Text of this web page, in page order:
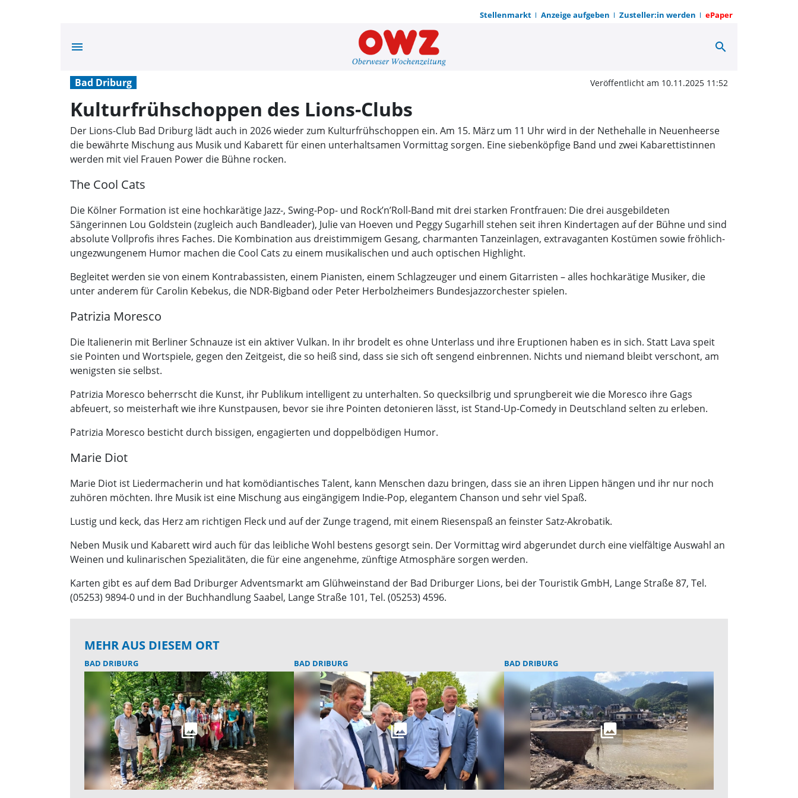
Stellenmarkt Anzeige aufgeben Zusteller:in werden ePaper
menu Kulturfrühschoppen des Lions-
search
Bad Driburg Veröffentlicht am 10.11.2025 11:52
Kulturfrühschoppen des Lions-Clubs
Der Lions-Club Bad Driburg lädt auch in 2026 wieder zum Kulturfrühschoppen ein. Am 15. März um 11 Uhr wird in der Nethehalle in Neuenheerse
die bewährte Mischung aus Musik und Kabarett für einen unterhaltsamen Vormittag sorgen. Eine siebenköpfige Band und zwei Kabarettistinnen
werden mit viel Frauen Power die Bühne rocken.
The Cool Cats
Die Kölner Formation ist eine hochkarätige Jazz-, Swing-Pop- und Rock’n’Roll-Band mit drei starken Frontfrauen: Die drei ausgebildeten
Sängerinnen Lou Goldstein (zugleich auch Bandleader), Julie van Hoeven und Peggy Sugarhill stehen seit ihren Kindertagen auf der Bühne und sind
absolute Vollprofis ihres Faches. Die Kombination aus dreistimmigem Gesang, charmanten Tanzeinlagen, extravaganten Kostümen sowie fröhlich-
ungezwungenem Humor machen die Cool Cats zu einem musikalischen und auch optischen Highlight.
Begleitet werden sie von einem Kontrabassisten, einem Pianisten, einem Schlagzeuger und einem Gitarristen – alles hochkarätige Musiker, die
unter anderem für Carolin Kebekus, die NDR-Bigband oder Peter Herbolzheimers Bundesjazzorchester spielen.
Patrizia Moresco
Die Italienerin mit Berliner Schnauze ist ein aktiver Vulkan. In ihr brodelt es ohne Unterlass und ihre Eruptionen haben es in sich. Statt Lava speit
sie Pointen und Wortspiele, gegen den Zeitgeist, die so heiß sind, dass sie sich oft sengend einbrennen. Nichts und niemand bleibt verschont, am
wenigsten sie selbst.
Patrizia Moresco beherrscht die Kunst, ihr Publikum intelligent zu unterhalten. So quecksilbrig und sprungbereit wie die Moresco ihre Gags
abfeuert, so meisterhaft wie ihre Kunstpausen, bevor sie ihre Pointen detonieren lässt, ist Stand-Up-Comedy in Deutschland selten zu erleben.
Patrizia Moresco besticht durch bissigen, engagierten und doppelbödigen Humor.
Marie Diot
Marie Diot ist Liedermacherin und hat komödiantisches Talent, kann Menschen dazu bringen, dass sie an ihren Lippen hängen und ihr nur noch
zuhören möchten. Ihre Musik ist eine Mischung aus eingängigem Indie-Pop, elegantem Chanson und sehr viel Spaß.
Lustig und keck, das Herz am richtigen Fleck und auf der Zunge tragend, mit einem Riesenspaß an feinster Satz-Akrobatik.
Neben Musik und Kabarett wird auch für das leibliche Wohl bestens gesorgt sein. Der Vormittag wird abgerundet durch eine vielfältige Auswahl an
Weinen und kulinarischen Spezialitäten, die für eine angenehme, zünftige Atmosphäre sorgen werden.
Karten gibt es auf dem Bad Driburger Adventsmarkt am Glühweinstand der Bad Driburger Lions, bei der Touristik GmbH, Lange Straße 87, Tel.
(05253) 9894-0 und in der Buchhandlung Saabel, Lange Straße 101, Tel. (05253) 4596.
MEHR AUS DIESEM ORT
BAD DRIBURG BAD DRIBURG BAD DRIBURG